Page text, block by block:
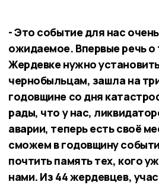
- Это событие для нас
ожидаемое. Впервые речь о
Жердевке нужно
чернобыльцам, зашла на
годовщине со дня
рады, что у нас,
аварии, теперь есть своё
сможем в годовщину
почтить память тех, кого
нами. Из 44 жердевцев,